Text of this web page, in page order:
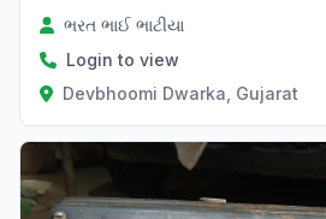
ભરત ભાઈ ભાટીયા
Login to view
Devbhoomi Dwarka, Gujarat